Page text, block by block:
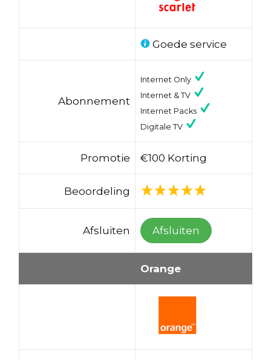
Goede service
Abonnement
Internet Only
Internet & TV
Internet Packs
Digitale TV
Promotie €100 Korting
Beoordeling
Afsluiten Afsluiten
Orange